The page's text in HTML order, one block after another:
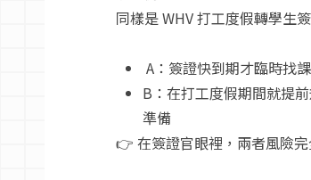
同樣是 WHV 打工度假轉學生
A：簽證快到期才臨時找
B：在打工度假期間就提
準備
👉 在簽證官眼裡，兩者風險